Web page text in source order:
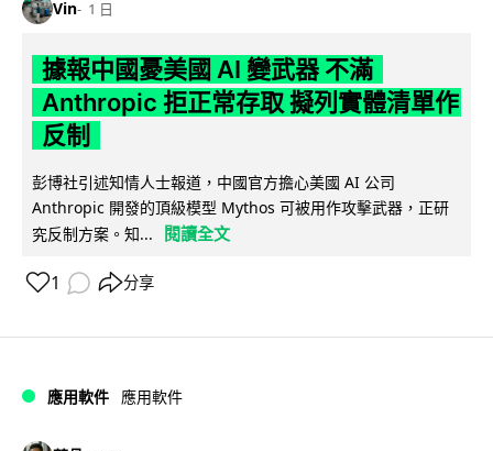
Vin 1 日
據報中國憂美國 AI 變武器 不滿
Anthropic 拒正常存取 擬列實體清單作
反制
彭博社引述知情人士報道，中國官方擔心美國 AI 公司
Anthropic 開發的頂級模型 Mythos 可被用作攻擊武器，正研
究反制方案。知...
閱讀全文
1 分享
應用軟件 應用軟件